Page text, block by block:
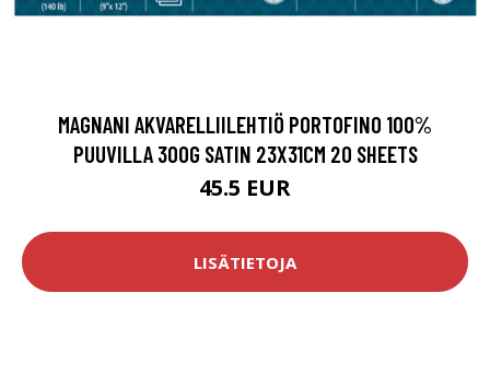
MAGNANI AKVARELLIILEHTIÖ PORTOFINO 100%
PUUVILLA 300G SATIN 23X31CM 20 SHEETS
45.5 EUR
LISÄTIETOJA